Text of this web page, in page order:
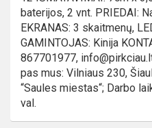
baterijos, 2 vnt. PRIEDAI:
EKRANAS: 3 skaitmenų,
GAMINTOJAS: Kinija
867701977,
pas mus: Vilniaus 230,
“Saules miestas“; Darbo
val.